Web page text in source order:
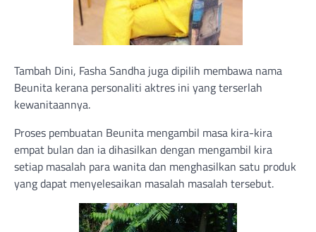
Tambah Dini, Fasha Sandha juga dipilih membawa nama
Beunita kerana personaliti aktres ini yang terserlah
kewanitaannya.
Proses pembuatan Beunita mengambil masa kira-kira
empat bulan dan ia dihasilkan dengan mengambil kira
setiap masalah para wanita dan menghasilkan satu produk
yang dapat menyelesaikan masalah masalah tersebut.